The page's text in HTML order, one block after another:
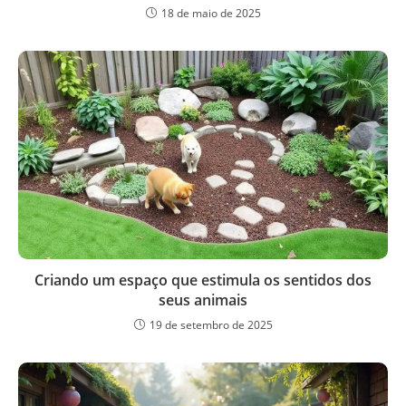
18 de maio de 2025
Criando um espaço que estimula os sentidos dos
seus animais
19 de setembro de 2025